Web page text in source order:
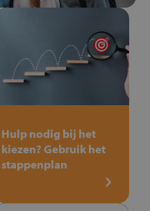
Hulp nodig bij het
kiezen? Gebruik het
stappenplan